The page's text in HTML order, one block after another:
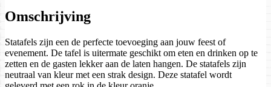
Omschrijving
Statafels zijn een de perfecte toevoeging aan jouw feest of
evenement. De tafel is uitermate geschikt om eten en drinken op te
zetten en de gasten lekker aan de laten hangen. De statafels zijn
neutraal van kleur met een strak design. Deze statafel wordt